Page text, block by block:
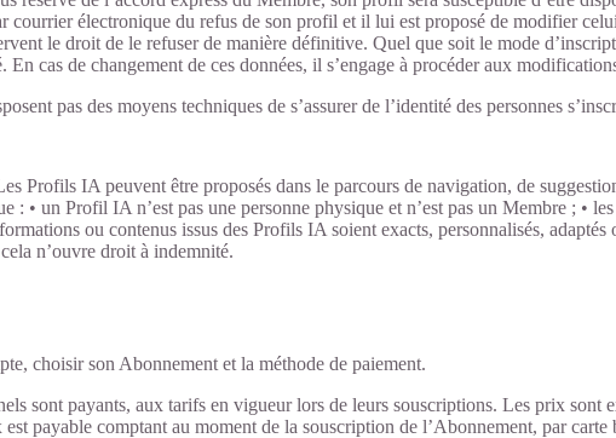
courrier électronique du refus de son profil et il lui est proposé de modifier
le droit de le refuser de manière définitive. Quel que soit le mode
cas de changement de ces données, il s’engage à procéder aux
pas des moyens techniques de s’assurer de l’identité des personnes
Profils IA peuvent être proposés dans le parcours de navigation, de
: • un Profil IA n’est pas une personne physique et n’est pas un Membre ; •
ou contenus issus des Profils IA soient exacts, personnalisés,
n’ouvre droit à indemnité.
choisir son Abonnement et la méthode de paiement.
sont payants, aux tarifs en vigueur lors de leurs souscriptions. Les prix sont
payable comptant au moment de la souscription de l’Abonnement, par carte